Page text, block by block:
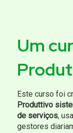
Um
Este curso foi
Produttivo
de serviços,
gestores